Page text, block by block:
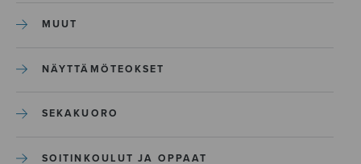
MUUT
NÄYTTÄMÖTEOKSET
SEKAKUORO
SOITINKOULUT JA OPPAAT